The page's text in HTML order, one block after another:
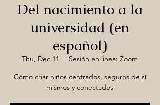
Del nacimiento a la
universidad (en
español)
Thu, Dec 11
  |
Sesión en linea: Zoom
Cómo criar niños centrados, seguros de sí